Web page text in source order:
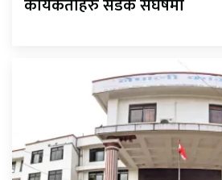
कार्यकर्ताहरु सडक संघर्षमा